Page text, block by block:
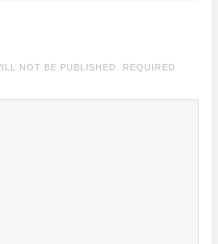
NOT BE PUBLISHED. REQUIRED